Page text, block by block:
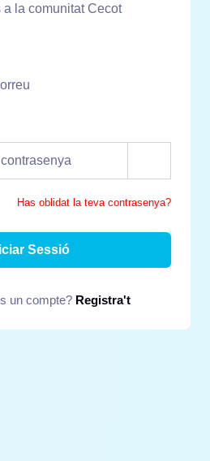
a la comunitat Cecot
Has oblidat la teva contrasenya?
Sessió
un compte? Registra't